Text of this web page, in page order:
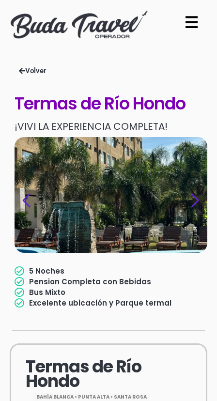
Volver
Termas de Río Hondo
¡VIVI LA EXPERIENCIA COMPLETA!
5 Noches
Pension Completa con Bebidas
Bus Mixto
Excelente ubicación y Parque termal
Termas de Río
Hondo
BAHÍA BLANCA • PUNTA ALTA • SANTA ROSA